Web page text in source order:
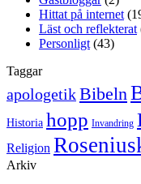
Hittat på internet
Läst och reflekterat
Personligt (43)
Taggar
apologetikBibeln
Historia hopp Invandring
Religion
Arkiv